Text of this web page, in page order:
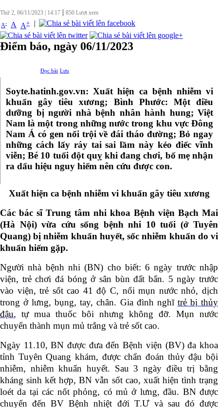
Thứ 2, 06/11/2023 14:17 | 850 Lượt xem
A- A A+ |
Điểm báo, ngày 06/11/2023
Đọc bài Lưu
Soyte.hatinh.gov.vn: Xuất hiện ca bệnh nhiễm vi
khuẩn gây tiêu xương; Bình Phước: Một điều
dưỡng bị người nhà bệnh nhân hành hung; Việt
Nam là một trong những nước trong khu vực Đông
Nam Á có gen nổi trội về đái tháo đường; Bỏ ngay
những cách lấy ráy tai sai lầm này kẻo điếc vĩnh
viễn; Bé 10 tuổi đột quỵ khi đang chơi, bố mẹ nhận
ra dấu hiệu nguy hiểm nên cứu được con.
Xuất hiện ca bệnh nhiễm vi khuẩn gây tiêu xương
Các bác sĩ Trung tâm nhi khoa Bệnh viện Bạch Mai
(Hà Nội) vừa cứu sống bệnh nhi 10 tuổi (ở Tuyên
Quang) bị nhiễm khuẩn huyết, sốc nhiễm khuẩn do vi
khuẩn hiếm gặp.
Người nhà bệnh nhi (BN) cho biết: 6 ngày trước nhập
viện, trẻ chơi đá bóng ở sân bùn đất bẩn. 5 ngày trước
vào viện, trẻ sốt cao 41 độ C, nổi mụn nước nhỏ, dịch
trong ở lưng, bụng, tay, chân. Gia đình nghĩ trẻ bị thủy
đậu, tự mua thuốc bôi nhưng không đỡ. Mụn nước
chuyển thành mụn mủ trắng và trẻ sốt cao.
Ngày 11.10, BN được đưa đến Bệnh viện (BV) đa khoa
tỉnh Tuyên Quang khám, được chẩn đoán thủy đậu bội
nhiễm, nhiễm khuẩn huyết. Sau 3 ngày điều trị bằng
kháng sinh kết hợp, BN vẫn sốt cao, xuất hiện tình trạng
loét da tại các nốt phỏng, có mủ ở lưng, đầu. BN được
chuyển đến BV Bệnh nhiệt đới T.Ư và sau đó được